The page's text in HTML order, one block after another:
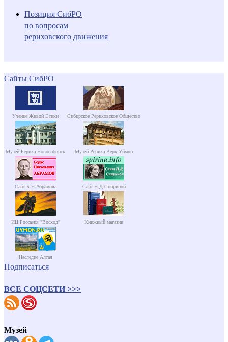
Позиция СибРО
по вопросам
рериховского движения
Сайты СибРО
Учение Живой Этики Сибирское Рериховское Общество
Музей Рериха Новосибирск Музей Рериха Верх-Уймон
Сайт Б.Н.Абрамова Сайт Н.Д.Спириной
ИЦ Россазия "Восход" Книжный магазин
Наследие Алтая
Подписаться
ВСЕ СОЦСЕТИ >>>
Музей